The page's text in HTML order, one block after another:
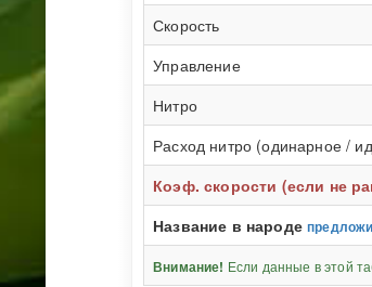
Скорость
Управление
Нитро
Расход нитро (одинарное /
Коэф. скорости (если не
Название в народе
Внимание! Если данные в этой